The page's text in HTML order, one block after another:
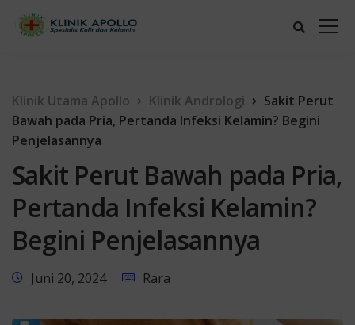
Klinik Utama Apollo Klinik Andrologi
Sakit Perut
Bawah pada Pria, Pertanda Infeksi Kelamin? Begini
Penjelasannya
Sakit Perut Bawah pada Pria,
Pertanda Infeksi Kelamin?
Begini Penjelasannya
Juni 20, 2024 Rara